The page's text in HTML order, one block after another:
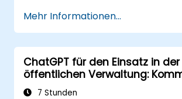
Mehr Informationen...
ChatGPT für den Einsatz in der
öffentlichen Verwaltung:
Analyse und Produktivität
7 Stunden